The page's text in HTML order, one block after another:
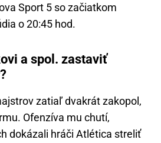
Sport 5 so začiatkom
o 20:45 hod.
a spol. zastaviť
zatiaľ dvakrát zakopol,
Ofenzíva mu chutí,
dokázali hráči Atlética streliť